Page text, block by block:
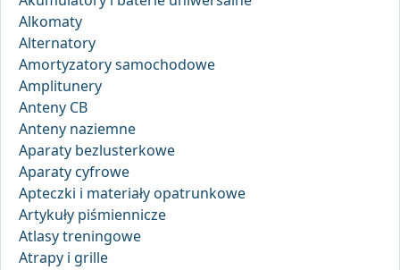
Alkomaty
Alternatory
Amortyzatory samochodowe
Amplitunery
Anteny CB
Anteny naziemne
Aparaty bezlusterkowe
Aparaty cyfrowe
Apteczki i materiały opatrunkowe
Artykuły piśmiennicze
Atlasy treningowe
Atrapy i grille